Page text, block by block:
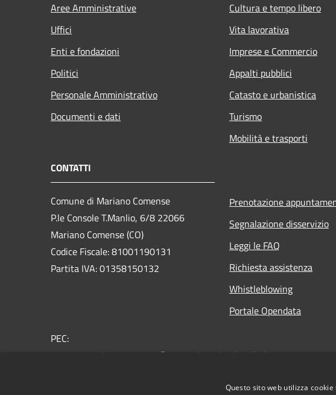
Aree Amministrative
Uffici
Enti e fondazioni
Politici
Personale Amministrativo
Documenti e dati
Cultura e tempo libero
Vita lavorativa
Imprese e Commercio
Appalti pubblici
Catasto e urbanistica
Turismo
Mobilità e trasporti
CONTATTI
Comune di Mariano Comense
P.le Console T.Manlio, 6/8 22066
Mariano Comense (CO)
Codice Fiscale: 81001190131
Partita IVA: 01358150132
PEC:
comune.marianocomense@pec.regione.lombardia.it
Prenotazione
Segnalazione disservizio
Leggi le FAQ
Richiesta assistenza
Whistleblowing
Portale Opendata
Questo sito web utilizza